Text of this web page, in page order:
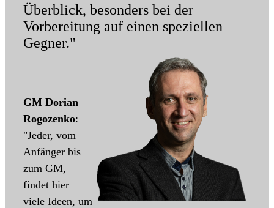
Überblick, besonders bei der
Vorbereitung auf einen speziellen
Gegner."
GM Dorian
Rogozenko:
"Jeder, vom
Anfänger bis
zum GM,
findet hier
viele Ideen, um